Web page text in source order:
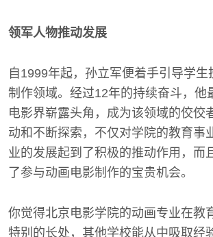
领军人物推动发展
自1999年起，孙立军便着手引导学生
制作领域。经过12年的持续奋斗，他
电影界崭露头角，成为该领域的佼佼
动和不断探索，不仅对学院的教育事
业的发展起到了积极的推动作用，而
了参与动画电影制作的宝贵机会。
你觉得北京电影学院的动画专业在教
特别的长处，其他学校能从中吸取经